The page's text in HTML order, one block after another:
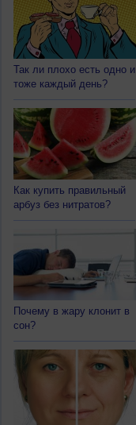
Так ли плохо есть одно и
тоже каждый день?
Как купить правильный
арбуз без нитратов?
Почему в жару клонит в
сон?